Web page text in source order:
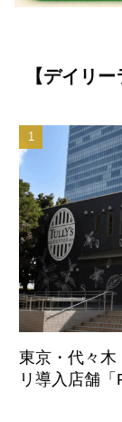
【デイリー
東京・代々木
リ導入店舗